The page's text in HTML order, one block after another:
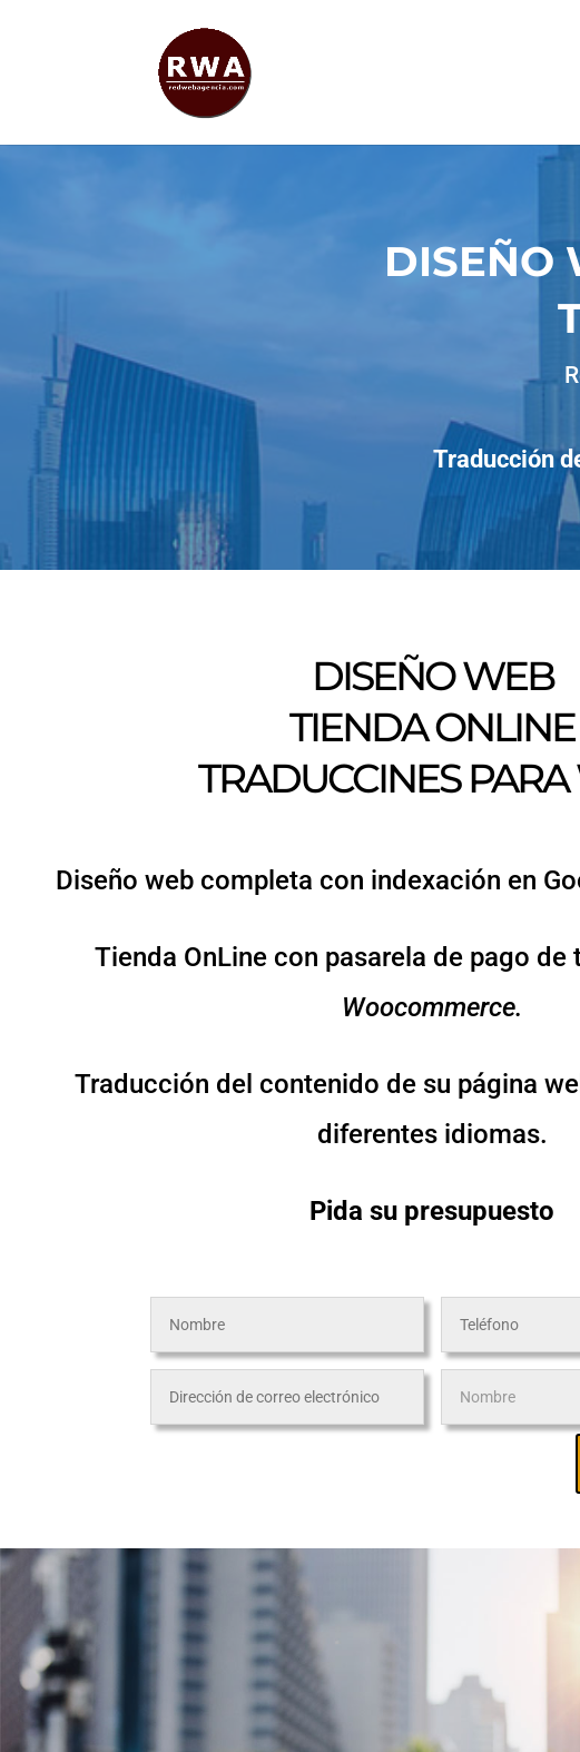
DISEÑO
Traducción
DISEÑO WEB
TIENDA ONLINE
TRADUCCINES
Diseño web completa con indexación en
Tienda OnLine con pasarela de pago de
Woocommerce.
Traducción del contenido de su página
diferentes idiomas.
Pida su presupuesto